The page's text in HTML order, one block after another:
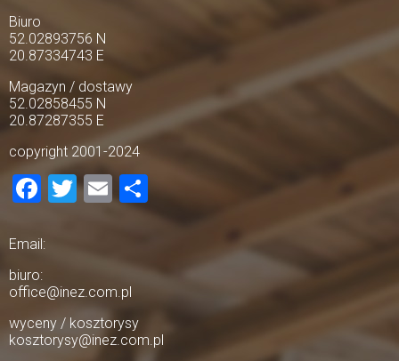
Biuro
52.02893756 N
20.87334743 E
Magazyn / dostawy
52.02858455 N
20.87287355 E
copyright 2001-2024
Facebook
Twitter
Email
Share
Email:
biuro:
office@inez.com.pl
wyceny / kosztorysy
kosztorysy@inez.com.pl